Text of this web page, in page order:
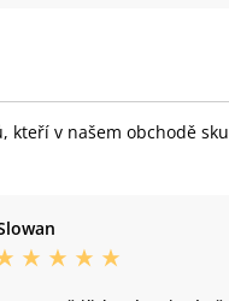
kteří v našem obchodě